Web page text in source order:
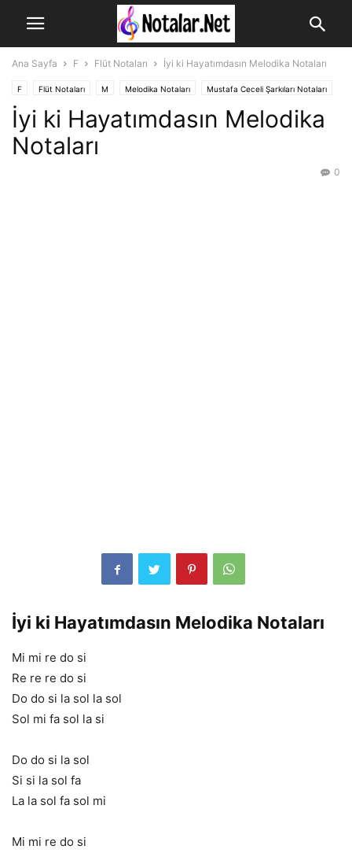
Ana Sayfa F Flüt Notaları İyi ki Hayatımdasın Melodika Notaları
F Flüt Notaları M Melodika Notaları Mustafa Ceceli Şarkıları Notaları
İyi ki Hayatımdasın Melodika
Notaları
0
İyi ki Hayatımdasın Melodika Notaları
Mi mi re do si
Re re re do si
Do do si la sol la sol
Sol mi fa sol la si
Do do si la sol
Si si la sol fa
La la sol fa sol mi
Mi mi re do si